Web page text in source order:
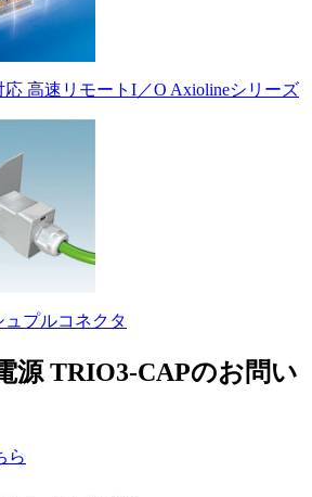
応 高速リモートI／O Axiolineシリーズ
ュプルコネクタ
源 TRIO3-CAPのお問い